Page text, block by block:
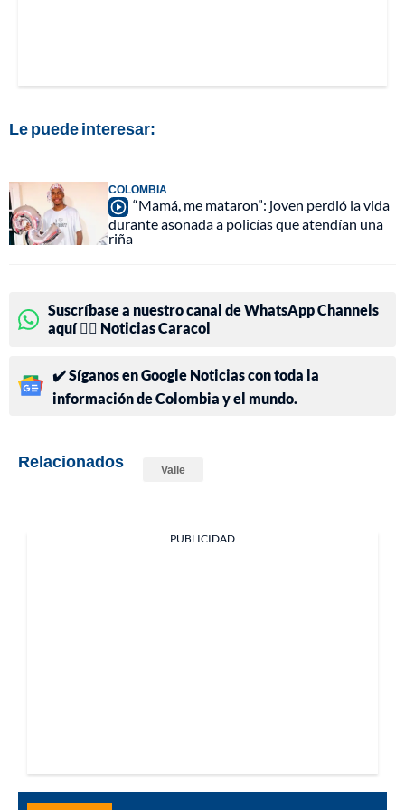
Le puede interesar:
COLOMBIA
“Mamá, me mataron”: joven perdió la vida
durante asonada a policías que atendían una
riña
Suscríbase a nuestro canal de WhatsApp Channels
aquí 👉🏻 Noticias Caracol
✔️ Síganos en Google Noticias con toda la
información de Colombia y el mundo.
Relacionados Valle
PUBLICIDAD